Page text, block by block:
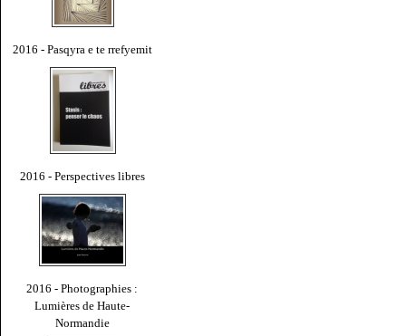
2016 - Pasqyra e te rrefyemit
2016 - Perspectives libres
2016 - Photographies :
Lumières de Haute-
Normandie